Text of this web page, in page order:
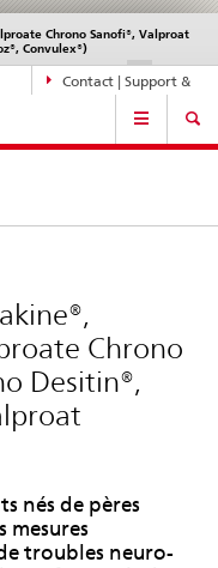
Contact | Support &
Chrono Sanofi®, Valproat
Convulex®)
DE EN
Chrono
Desitin®,
nés de pères
mesures
troubles neuro-